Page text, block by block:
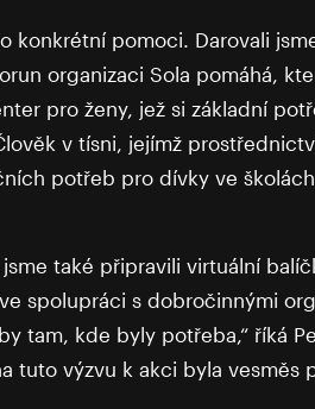
konkrétní pomoci. Darovali
organizaci Sola pomáhá,
pro ženy, jež si základní
v tísni, jejímž
potřeb pro dívky ve
jsme také připravili virtuální
spolupráci s dobročinnými
tam, kde byly potřeba,“ říká
tuto výzvu k akci byla vesměs